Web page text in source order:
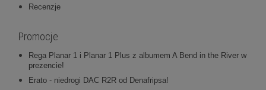
Recenzje
Promocje
Rega Planar 1 i Planar 1 Plus z albumem A Bend in the River w
prezencie!
Erato - niedrogi DAC R2R od Denafripsa!